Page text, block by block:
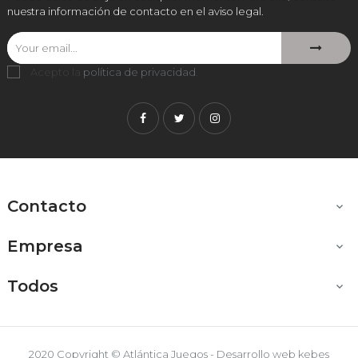
nuestra información de contacto en el aviso legal.
Acepto la política de privacidad
FacebookTwitterInstagram
Contacto 
Empresa 
Todos 
2020 Copyright © Atlántica Juegos - Desarrollo web kebes